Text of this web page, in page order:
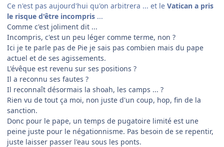
Ce n'est pas aujourd'hui qu'on arbitrera ... et le Vatican a pris
le risque d'être incompris ...
Comme c'est joliment dit ...
Incompris, c'est un peu léger comme terme, non ?
Ici je te parle pas de Pie je sais pas combien mais du pape
actuel et de ses agissements.
L'évêque est revenu sur ses positions ?
Il a reconnu ses fautes ?
Il reconnaît désormais la shoah, les camps ... ?
Rien vu de tout ça moi, non juste d'un coup, hop, fin de la
sanction.
Donc pour le pape, un temps de pugatoire limité est une
peine juste pour le négationnisme. Pas besoin de se repentir,
juste laisser passer l'eau sous les ponts.